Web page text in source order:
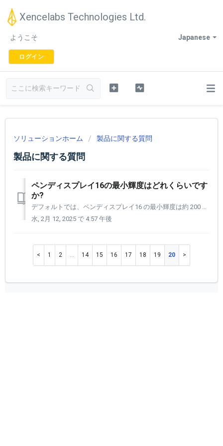
Xencelabs Technologies Ltd.
Japanese
ようこそ
ログイン
ソリューションホーム 製品に関する質問
製品に関する質問
ペンディスプレイ16の最小輝度はどれくらいです
か?
デフォルトでは、ペンディスプレイ16 の最小輝度は約 200 cd/m2 です。設定パネルを使用して、これを 70 cd/m2 から最大 300 cd/m2 まで調整でき、環境内のニーズに合わせて輝度を調整できます。 ケーブルを 1 本接続すると、最大輝度は約 170 cd/m2 になります。 ...
水, 2月 12, 2025 で 4:57 午後
1 2 … 14 15 16 17 18 19 20